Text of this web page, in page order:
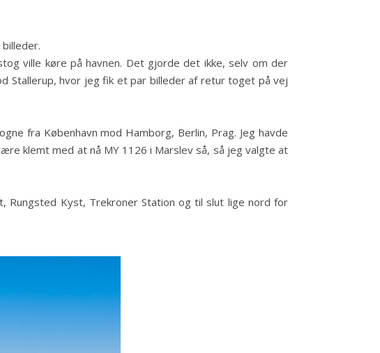
ville køre på havnen. Det gjorde det ikke, selv om der
Stallerup, hvor jeg fik et par billeder af retur toget på vej
fra København mod Hamborg, Berlin, Prag. Jeg havde
klemt med at nå MY 1126 i Marslev så, så jeg valgte at
Rungsted Kyst, Trekroner Station og til slut lige nord for